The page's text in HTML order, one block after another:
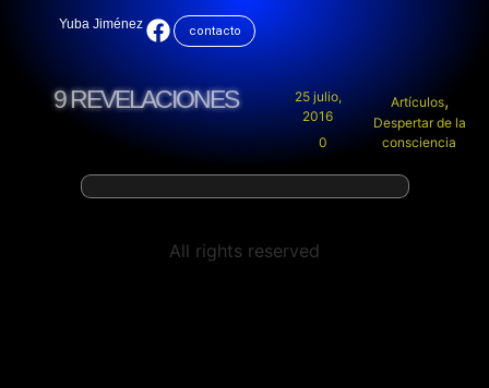
Yuba Jiménez contacto
9 REVELACIONES
25 julio,
2016
0
Artículos,
Despertar de la
consciencia
All rights reserved